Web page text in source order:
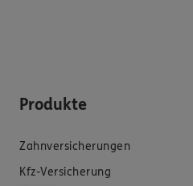
Produkte
Zahnversicherungen
Kfz-Versicherung